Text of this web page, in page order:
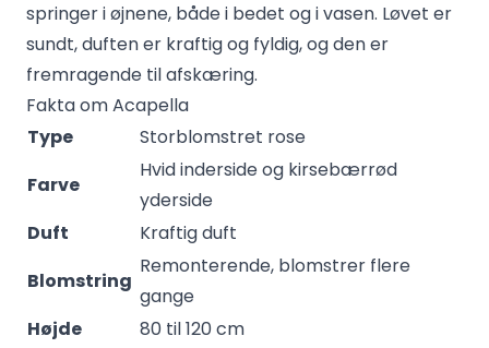
springer i øjnene, både i bedet og i vasen. Løvet er
sundt, duften er kraftig og fyldig, og den er
fremragende til afskæring.
Fakta om Acapella
Type
Storblomstret rose
Farve
Hvid inderside og kirsebærrød
yderside
Duft
Kraftig duft
Blomstring
Remonterende, blomstrer flere
gange
Højde
80 til 120 cm